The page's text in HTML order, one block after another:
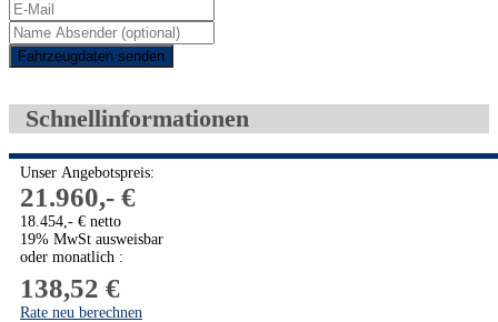
Fahrzeugdaten senden
Schnellinformationen
Unser Angebotspreis:
21.960,- €
18.454,- € netto
19% MwSt ausweisbar
oder monatlich :
138,52 €
Rate neu berechnen